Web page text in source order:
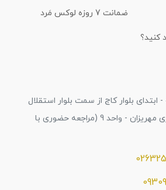
ضمانت 7 روزه لوکس مَرد
کنید؟
بلوار کاج از سمت بلوار استقلال
- پلاک 23 - ساختمان اداری مهریزان - واحد 9 (مراجعه حضوری با